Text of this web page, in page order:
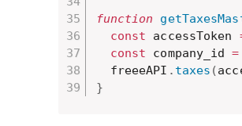
function
const accessToken
const company_id =
  freeeAPI
. taxes (
}